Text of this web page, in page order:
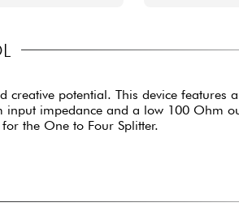
potential. This device features
impedance and a low 100 Ohm
the One to Four Splitter.